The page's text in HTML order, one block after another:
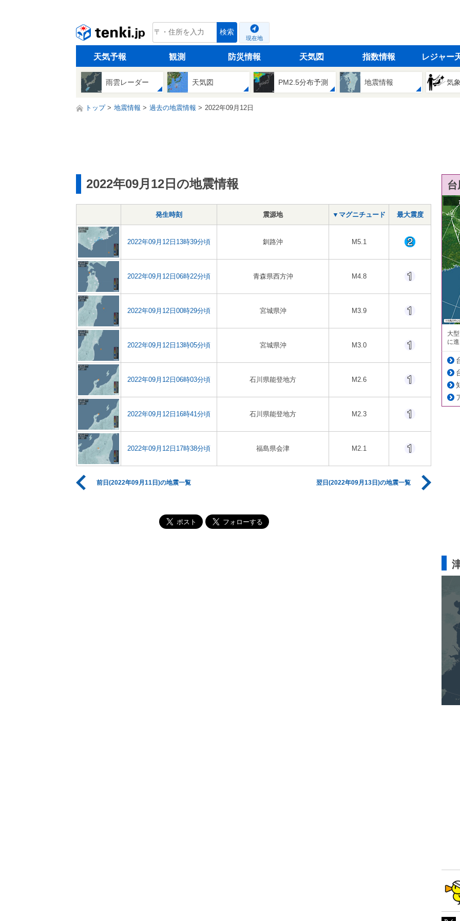
tenki.jp 検索
現在地
天気予報 観測 防災情報 天気図 指数情報 レジャー
雨雲レーダー 天気図 PM2.5分布予測 地震情報 気
トップ 地震情報 過去の地震情報 2022年09月12日
2022年09月12日の地震情報
発生時刻 震源地 ▼マグニチュード 最大震度
2022年09月12日13時39分頃 釧路沖 M5.1
2022年09月12日06時22分頃 青森県西方沖 M4.8
2022年09月12日00時29分頃 宮城県沖 M3.9
2022年09月12日13時05分頃 宮城県沖 M3.0
2022年09月12日06時03分頃 石川県能登地方 M2.6
2022年09月12日16時41分頃 石川県能登地方 M2.3
2022年09月12日17時38分頃 福島県会津 M2.1
前日(2022年09月11日)の地震一覧 翌日(2022年09月13日)の地震一覧
大
に